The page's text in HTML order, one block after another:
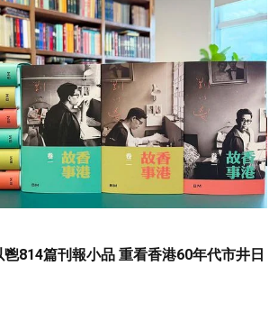
814篇刊報小品 重看香港60年代市井日